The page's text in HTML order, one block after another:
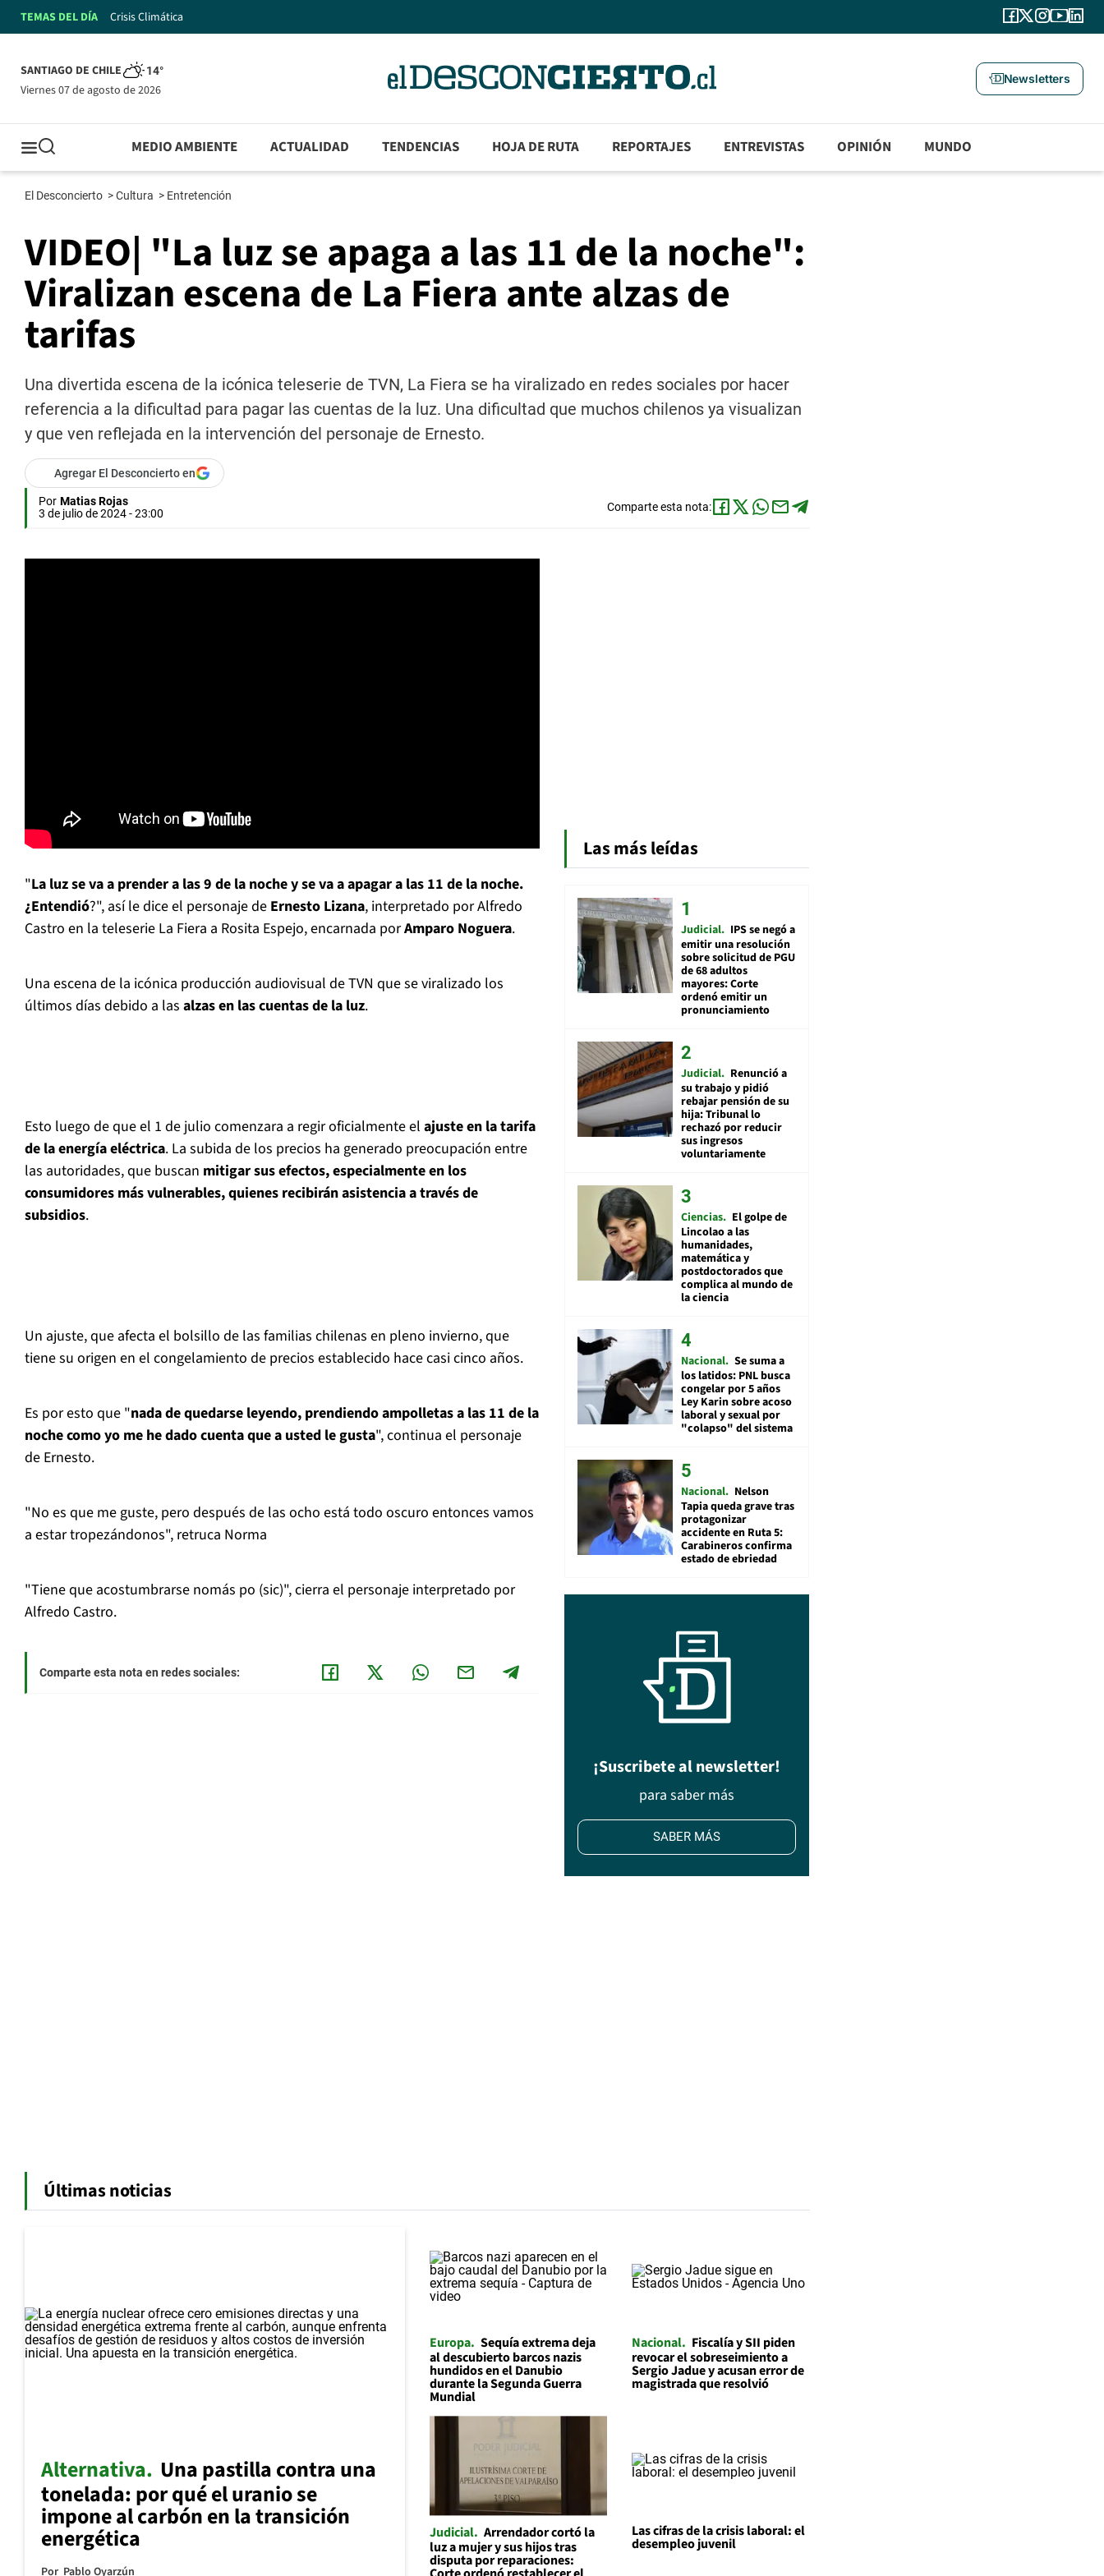
TEMAS DEL DÍA Crisis Climática
SANTIAGO DE CHILE 14°
viernes 07 de agosto de 2026
Newsletters
MEDIO AMBIENTE ACTUALIDAD TENDENCIAS HOJA DE RUTA REPORTAJES ENTREVISTAS OPINIÓN MUNDO
El Desconcierto >Cultura > Entretención
VIDEO| "La luz se apaga a las 11 de la noche":
Viralizan escena de La Fiera ante alzas de
tarifas
Una divertida escena de la icónica teleserie de TVN, La Fiera se ha viralizado en redes sociales por hacer
referencia a la dificultad para pagar las cuentas de la luz. Una dificultad que muchos chilenos ya visualizan
y que ven reflejada en la intervención del personaje de Ernesto.
Agregar El Desconcierto en
Por Matias Rojas
3 de julio de 2024 - 23:00
Comparte esta nota:
"La luz se va a prender a las 9 de la noche y se va a apagar a las 11 de la noche.
¿Entendió?", así le dice el personaje de Ernesto Lizana, interpretado por Alfredo
Castro en la teleserie La Fiera a Rosita Espejo, encarnada porAmparo Noguera.
Una escena de la icónica producción audiovisual de TVN que se viralizado los
últimos días debido a las alzas en las cuentas de la luz.
Esto luego de que el 1 de julio comenzara a regir oficialmente el ajuste en la tarifa
de la energía eléctrica. La subida de los precios ha generado preocupación entre
las autoridades, que buscan mitigar sus efectos, especialmente en los
consumidores más vulnerables, quienes recibirán asistencia a través de
subsidios.
Un ajuste, que afecta el bolsillo de las familias chilenas en pleno invierno, que
tiene su origen en el congelamiento de precios establecido hace casi cinco años.
Es por esto que "nada de quedarse leyendo, prendiendo ampolletas a las 11 de la
noche como yo me he dado cuenta que a usted le gusta", continua el personaje
de Ernesto.
"No es que me guste, pero después de las ocho está todo oscuro entonces vamos
a estar tropezándonos", retruca Norma
"Tiene que acostumbrarse nomás po (sic)", cierra el personaje interpretado por
Alfredo Castro.
Comparte esta nota en redes sociales:
Las más leídas
Judicial IPS se negó a
emitir una resolución
sobre solicitud de PGU
de 68 adultos
mayores: Corte
ordenó emitir un
pronunciamiento
Judicial Renunció a
su trabajo y pidió
rebajar pensión de su
hija: Tribunal lo
rechazó por reducir
sus ingresos
voluntariamente
Ciencias El golpe de
Lincolao a las
humanidades,
matemática y
postdoctorados que
complica al mundo de
la ciencia
Nacional Se suma a
los latidos: PNL busca
congelar por 5 años
Ley Karin sobre acoso
laboral y sexual por
"colapso" del sistema
Nacional Nelson
Tapia queda grave tras
protagonizar
accidente en Ruta 5:
Carabineros confirma
estado de ebriedad
¡Suscribete al newsletter!
para saber más
SABER MÁS
Últimas noticias
Alternativa Una pastilla contra una
tonelada: por qué el uranio se
impone al carbón en la transición
energética
Por Pablo Oyarzún
Europa Sequía extrema deja
al descubierto barcos nazis
hundidos en el Danubio
durante la Segunda Guerra
Mundial
Nacional Fiscalía y SII piden
revocar el sobreseimiento a
Sergio Jadue y acusan error de
magistrada que resolvió
Judicial Arrendador cortó la
luz a mujer y sus hijos tras
disputa por reparaciones:
Las cifras de la crisis laboral: el
desempleo juvenil